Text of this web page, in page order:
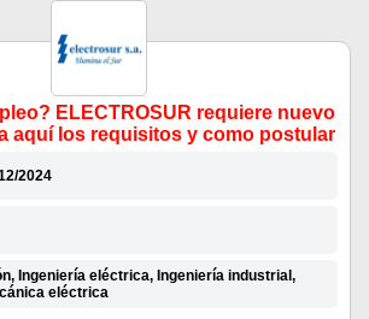
ELECTROSUR requiere nuevo
aquí los requisitos y como postular
2024
Ingeniería eléctrica, Ingeniería industrial,
eléctrica